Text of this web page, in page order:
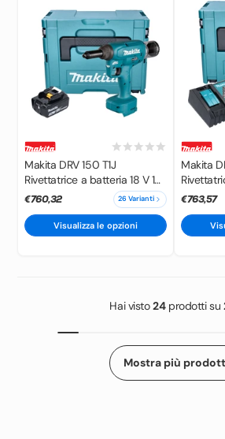
Makita DRV 150 T1J
Rivettatrice a batteria 18 V 10
kN 2,4 - 4,8 mm Brushless +
1x batteria 5,0 Ah + Makpac -
senza caricabatteria
€760,32 26 Varianti
Visualizza le opzioni
Makita
kN 2,4 -
1x
€763,57
Hai visto24prodotti su
Mostra più